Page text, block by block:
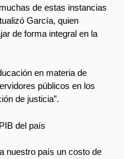
de estas instancias
García, quien
de forma integral en la
en materia de
públicos en los
de justicia”.
del país
nuestro país un costo de